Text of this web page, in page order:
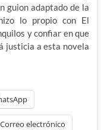
guion adaptado de la
lo propio con El
y confiar en que
justicia a esta novela
Correo electrónico